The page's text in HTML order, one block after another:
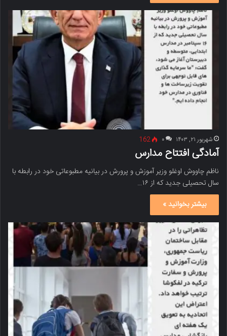
شهریور ۲۱, ۱۴۰۳ ۰ 162
آمادگی افتتاح مدارس
ناظم چاووش اوغلو وزیر آموزش و پرورش در بیانیه مطبوعاتی خود در رابطه با
سال تحصیلی جدید که از ۱۶…
بیشتر بخوانید »